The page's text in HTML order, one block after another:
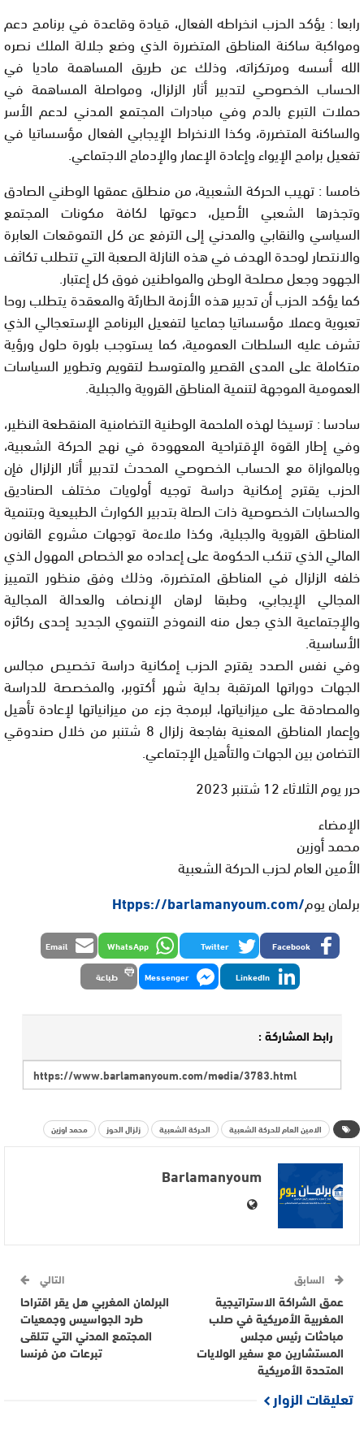
رابعا : يؤكد الحزب انخراطه الفعال، قيادة وقاعدة في برنامج دعم
ومواكبة ساكنة المناطق المتضررة الذي وضع جلالة الملك نصره
الله أسسه ومرتكزاته، وذلك عن طريق المساهمة ماديا في
الحساب الخصوصي لتدبير أثار الزلزال، ومواصلة المساهمة في
حملات التبرع بالدم وفي مبادرات المجتمع المدني لدعم الأسر
والساكنة المتضررة، وكذا الانخراط الإيجابي الفعال مؤسساتيا في
تفعيل برامج الإيواء وإعادة الإعمار والإدماج الاجتماعي.
خامسا : تهيب الحركة الشعبية، من منطلق عمقها الوطني الصادق
وتجذرها الشعبي الأصيل، دعوتها لكافة مكونات المجتمع
السياسي والنقابي والمدني إلى الترفع عن كل التموقعات العابرة
والانتصار لوحدة الهدف في هذه النازلة الصعبة التي تتطلب تكاثف
الجهود وجعل مصلحة الوطن والمواطنين فوق كل إعتبار.
كما يؤكد الحزب أن تدبير هذه الأزمة الطارئة والمعقدة يتطلب روحا
تعبوية وعملا مؤسساتيا جماعيا لتفعيل البرنامج الإستعجالي الذي
تشرف عليه السلطات العمومية، كما يستوجب بلورة حلول ورؤية
متكاملة على المدى القصير والمتوسط لتقويم وتطوير السياسات
العمومية الموجهة لتنمية المناطق القروية والجبلية.
سادسا : ترسيخا لهذه الملحمة الوطنية التضامنية المنقطعة النظير،
وفي إطار القوة الإقتراحية المعهودة في نهج الحركة الشعبية،
وبالموازاة مع الحساب الخصوصي المحدث لتدبير أثار الزلزال فإن
الحزب يقترح إمكانية دراسة توجيه أولويات مختلف الصناديق
والحسابات الخصوصية ذات الصلة بتدبير الكوارث الطبيعية وبتنمية
المناطق القروية والجبلية، وكذا ملاءمة توجهات مشروع القانون
المالي الذي تنكب الحكومة على إعداده مع الخصاص المهول الذي
خلفه الزلزال في المناطق المتضررة، وذلك وفق منظور التمييز
المجالي الإيجابي، وطبقا لرهان الإنصاف والعدالة المجالية
والإجتماعية الذي جعل منه النموذج التنموي الجديد إحدى ركائزه
الأساسية.
وفي نفس الصدد يقترح الحزب إمكانية دراسة تخصيص مجالس
الجهات دوراتها المرتقبة بداية شهر أكتوبر، والمخصصة للدراسة
والمصادقة على ميزانياتها، لبرمجة جزء من ميزانياتها لإعادة تأهيل
وإعمار المناطق المعنية بفاجعة زلزال 8 شتنبر من خلال صندوقي
التضامن بين الجهات والتأهيل الإجتماعي.
حرر يوم الثلاثاء 12 شتنبر 2023
الإمضاء
محمد أوزين
الأمين العام لحزب الحركة الشعبية
برلمان يوم/Htpps://barlamanyoum.com
Facebook
Twitter
WhatsApp
Email
LinkedIn
Messenger طباعة
رابط المشاركة :
الامين العام للحركة الشعبية الحركة الشعبية زلزال الحوز محمد اوزين
Barlamanyoum
السابق
عمق الشراكة الاستراتيجية
المغربية الأمريكية في صلب
مباحثات رئيس مجلس
المستشارين مع سفير الولايات
المتحدة الأمريكية
التالي
البرلمان المغربي هل يقر اقتراحا
طرد الجواسيس وجمعيات
المجتمع المدني التي تتلقى
تبرعات من فرنسا
تعليقات الزوار